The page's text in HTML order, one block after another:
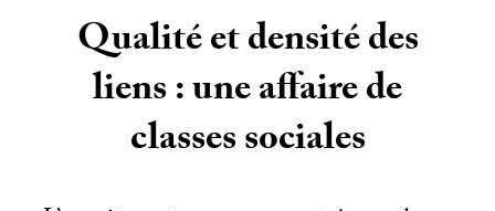
Qualité et densité des
liens : une affaire de
classes sociales